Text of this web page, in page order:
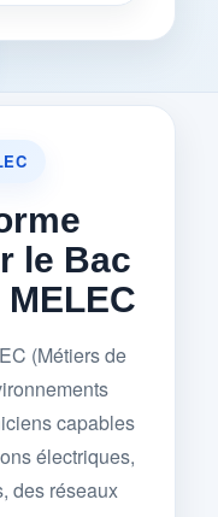
le Bac
(Métiers de
capables
électriques,
des réseaux